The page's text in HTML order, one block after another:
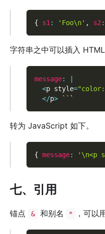
{ s1 : 'Foo\n' , s2 :
字符串之中可以插入 HTML
message:
<p style=
</p> ` ` `
转为 JavaScript 如下。
{ message: '\n<p
七、引用
锚点 & 和别名 * ，可以